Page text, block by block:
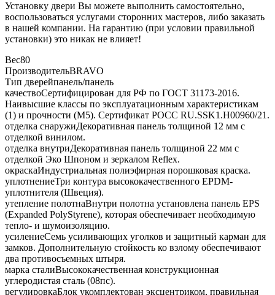
Установку двери Вы можете выполнить самостоятельно,
воспользоваться услугами сторонних мастеров, либо заказать
в нашей компании. На гарантию (при условии правильной
установки) это никак не влияет!
Вес80
ПроизводительBRAVO
Тип дверейпанель/панель
качествоСертифицирован для РФ по ГОСТ 31173-2016.
Наивысшие классы по эксплуатационным характеристикам
(1) и прочности (М5). Сертификат POCC RU.SSK1.H00960/21.
отделка снаружиДекоративная панель толщиной 12 мм с
отделкой винилом.
отделка внутриДекоративная панель толщиной 22 мм с
отделкой Эко Шпоном и зеркалом Reflex.
окраскаИндустриальная полиэфирная порошковая краска.
уплотнениеТри контура высококачественного EPDM-
уплотнителя (Швеция).
утепление полотнаВнутри полотна установлена панель EPS
(Expanded PolyStyrene), которая обеспечивает необходимую
тепло- и шумоизоляцию.
усилениеСемь усиливающих уголков и защитный карман для
замков. Дополнительную стойкость ко взлому обеспечивают
два противосъемных штыря.
марка сталиВысококачественная конструкционная
углеродистая сталь (08пс).
регулировкаБлок укомплектован эксцентриком, правильная